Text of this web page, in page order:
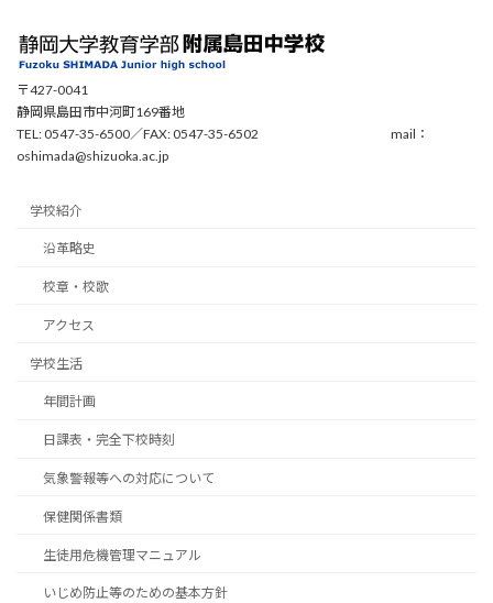
〒427-0041
静岡県島田市中河町169番地
TEL: 0547-35-6500／FAX: 0547-35-6502 mail：
oshimada@shizuoka.ac.jp
学校紹介
沿革略史
校章・校歌
アクセス
学校生活
年間計画
日課表・完全下校時刻
気象警報等への対応について
保健関係書類
生徒用危機管理マニュアル
いじめ防止等のための基本方針